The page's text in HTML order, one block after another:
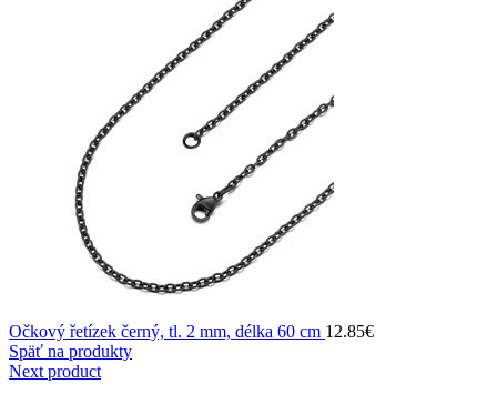
Očkový řetízek černý, tl. 2 mm, délka 60 cm 12.85€
Späť na produkty
Next product